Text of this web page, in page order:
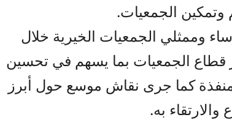
وتمكين الجمعيات.
وممثلي الجمعيات الخيرية خلال
قطاع الجمعيات بما يسهم في تحسين
كما جرى نقاش موسع حول أبرز
به.